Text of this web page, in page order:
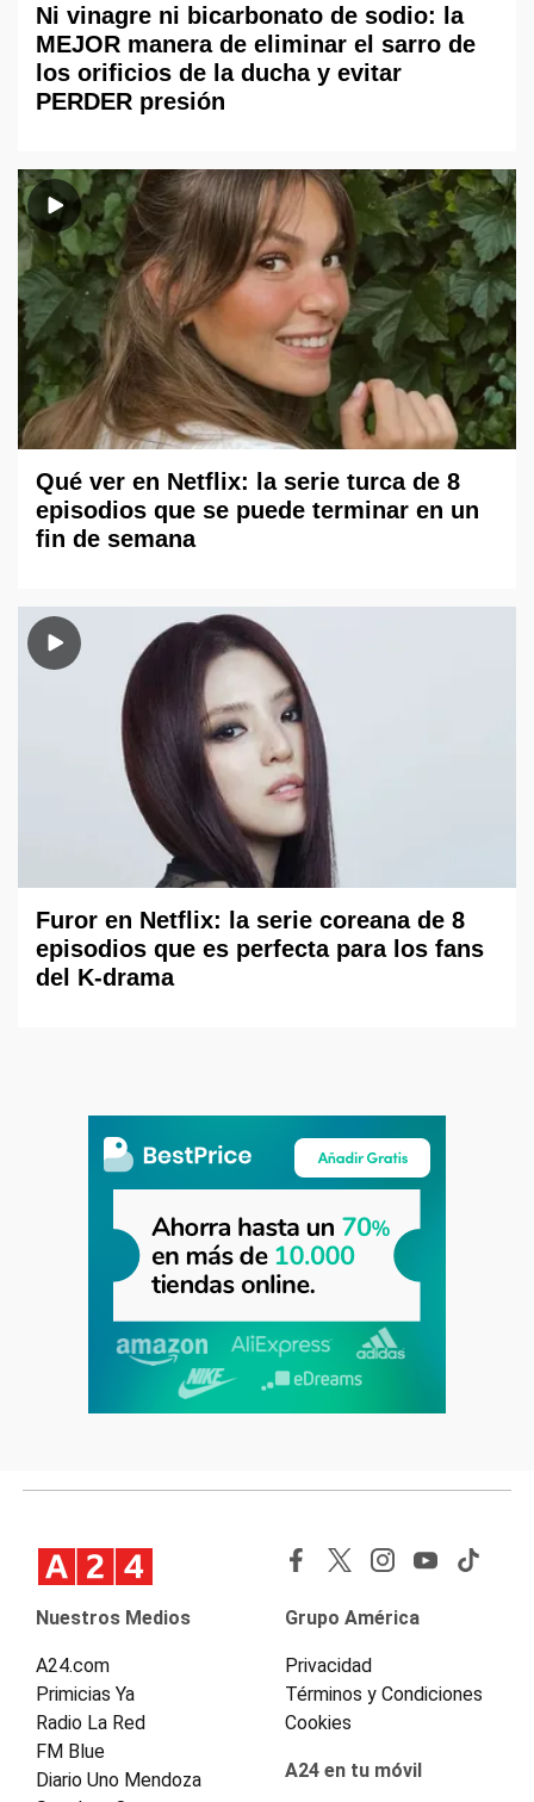
Ni vinagre ni bicarbonato de sodio: la
MEJOR manera de eliminar el sarro de
los orificios de la ducha y evitar
PERDER presión
Qué ver en Netflix: la serie turca de 8
episodios que se puede terminar en un
fin de semana
Furor en Netflix: la serie coreana de 8
episodios que es perfecta para los fans
del K-drama
Nuestros Medios
A24.com
Primicias Ya
Radio La Red
FM Blue
Diario Uno Mendoza
Grupo América
Privacidad
Términos y Condiciones
Cookies
A24 en tu móvil